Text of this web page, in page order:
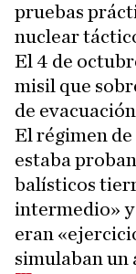
pruebas
nuclear
El 4 de
misil que
de
El régimen
estaba
balísticos
intermedio» y
eran
simulaban un